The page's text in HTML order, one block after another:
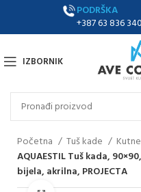
PODRŠKA
+387 63 836 340
IZBORNIK
Početna Tuš kade
AQUAESTIL Tuš kada,
bijela, akrilna, PROJECTA